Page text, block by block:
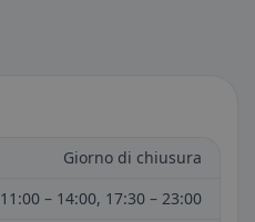
Giorno di chiusura
11:00 – 14:00, 17:30 – 23:00